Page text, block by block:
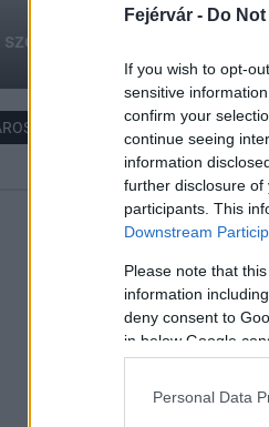
Fejérvár - Do
If you wish to opt-
sensitive
confirm your
continue seeing
information
further disclosure of
participants. This
Downstream
Please note that
information
deny consent to
in below Google
Personal Data
diáktanács
2023 PÁLYÁZAT